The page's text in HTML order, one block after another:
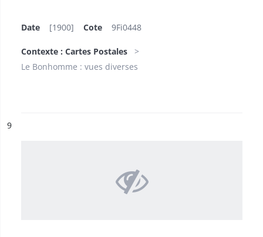
Date [1900] Cote 9Fi0448
Contexte : Cartes Postales
Le Bonhomme : vues diverses
n°
9